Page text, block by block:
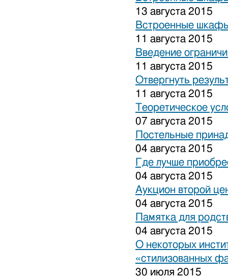
13 августа 2015
Встроенные
11 августа 2015
Введение
11 августа 2015
Отвергнуть
11 августа 2015
Теоретическое
07 августа 2015
Постельные
04 августа 2015
Где лучше
04 августа 2015
Аукцион второй
04 августа 2015
Памятка для
04 августа 2015
О некоторых
«стилизованных
30 июля 2015